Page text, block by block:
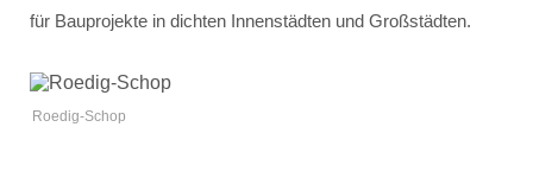
für Bauprojekte in dichten Innenstädten und Großstädten.
Roedig-Schop